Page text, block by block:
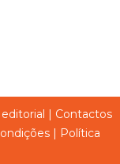
| Contactos
| Política